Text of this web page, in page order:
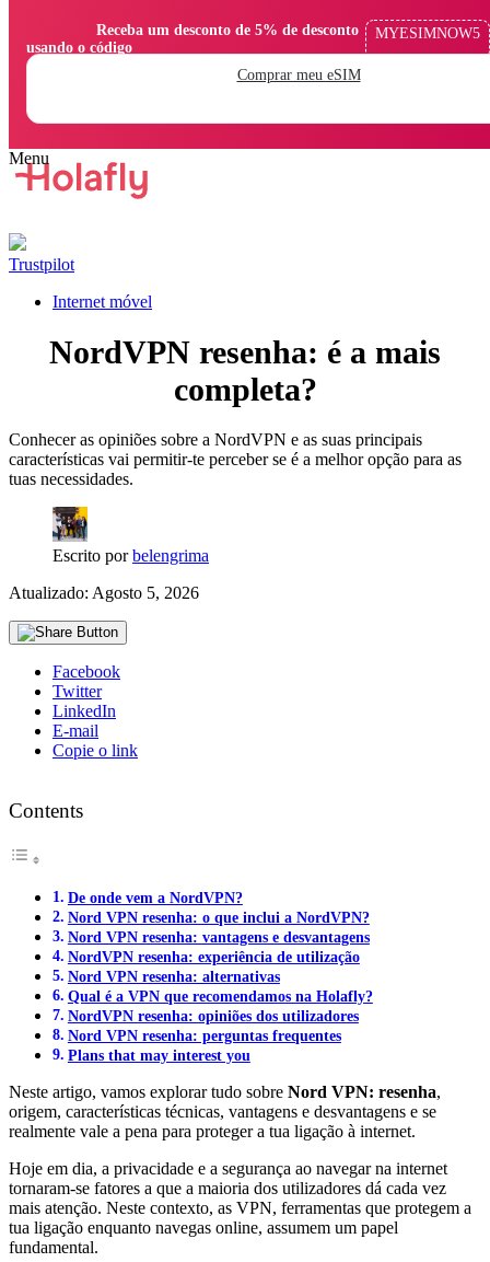
usando o código
MYESIMNOW5
Comprar meu eSIM
Trustpilot
Internet móvel
NordVPN resenha: é a mais
completa?
Conhecer as opiniões sobre a NordVPN e as suas principais
características vai permitir-te perceber se é a melhor opção para as
tuas necessidades.
Escrito porbelengrima
Atualizado: Agosto 5, 2026
Facebook
Twitter
LinkedIn
E-mail
Copie o link
Contents
De onde vem a NordVPN?
Nord VPN resenha: o que inclui a NordVPN?
Nord VPN resenha: vantagens e desvantagens
NordVPN resenha: experiência de utilização
Nord VPN resenha: alternativas
Qual é a VPN que recomendamos na Holafly?
NordVPN resenha: opiniões dos utilizadores
Nord VPN resenha: perguntas frequentes
Plans that may interest you
Neste artigo, vamos explorar tudo sobre Nord VPN: resenha,
origem, características técnicas, vantagens e desvantagens e se
realmente vale a pena para proteger a tua ligação à internet.
Hoje em dia, a privacidade e a segurança ao navegar na internet
tornaram-se fatores a que a maioria dos utilizadores dá cada vez
mais atenção. Neste contexto, as VPN, ferramentas que protegem a
tua ligação enquanto navegas online, assumem um papel
fundamental.